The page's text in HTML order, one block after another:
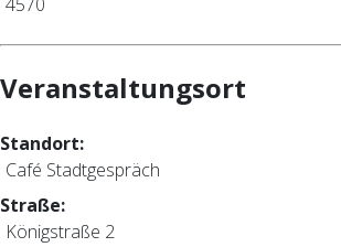
Veranstaltungsort
Standort:
Café Stadtgespräch
Straße:
Königstraße 2